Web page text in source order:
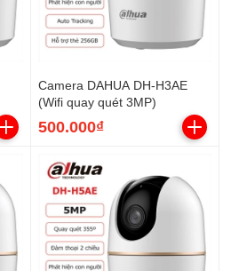
Camera DAHUA DH-H3AE
(Wifi quay quét 3MP)
500.000₫